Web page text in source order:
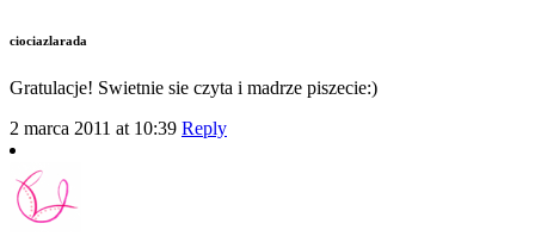
ciociazlarada
Gratulacje! Swietnie sie czyta i madrze piszecie:)
2 marca 2011 at 10:39 Reply